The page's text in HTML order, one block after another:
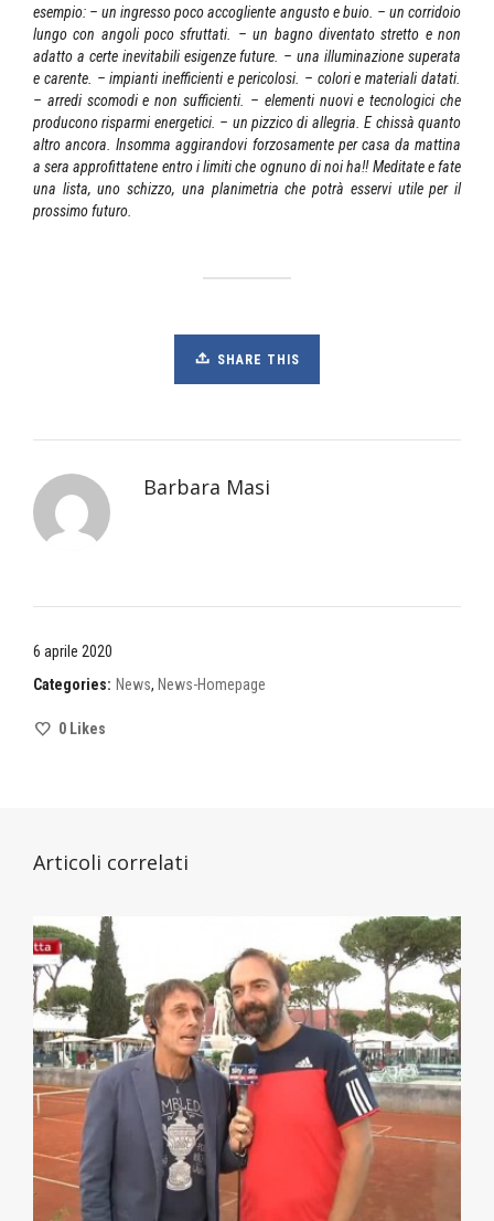
esempio: – un ingresso poco accogliente angusto e buio. – un corridoio
lungo con angoli poco sfruttati. – un bagno diventato stretto e non
adatto a certe inevitabili esigenze future. – una illuminazione superata
e carente. – impianti inefficienti e pericolosi. – colori e materiali datati.
– arredi scomodi e non sufficienti. – elementi nuovi e tecnologici che
producono risparmi energetici. – un pizzico di allegria. E chissà quanto
altro ancora. Insomma aggirandovi forzosamente per casa da mattina
a sera approfittatene entro i limiti che ognuno di noi ha!! Meditate e fate
una lista, uno schizzo, una planimetria che potrà esservi utile per il
prossimo futuro.
SHARE THIS
Barbara Masi
6 aprile 2020
Categories: News, News-Homepage
0 Likes
Articoli correlati